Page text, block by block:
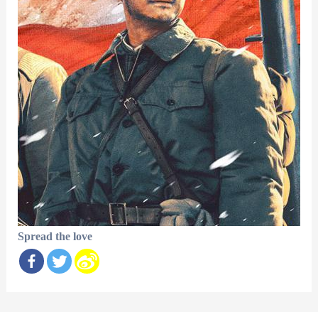
Spread the love